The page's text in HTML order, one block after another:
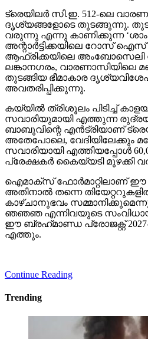
ട്രെയിലര്‍ സി.ഇ. 512-ലെ
ദൃശ്യങ്ങളോടെ തുടങ്ങുന്നു.
വരുന്നു എന്നു കാണിക്കുന്ന
അന്റാര്‍ട്ടിക്കയിലെ റോസ്
ആഫ്രിക്കയിലെ അംബോസെലി
ലങ്കാനഗരം, വാരണാസിയിലെ
തുടങ്ങിയ ഭീമാകാര
അവതരിപ്പിക്കുന്നു.
കയ്യില്‍ ത്രിശൂലം പിടിച്ച്
സവാരിയുമായി എത്തുന്ന
ബാബുവിന്റെ എന്‍ട്രിയാണ്
അതേപോലെ, വേദിയിലേക്കും
സവാരിയായി എത്തിയപ്പോള്‍
പ്രേക്ഷകര്‍ കൈയ്യടി മുഴക്കി
ഐമാക്‌സ് ഫോര്‍മാറ്റിലാണ് ഈ
അതിനാല്‍ തന്നെ
കാഴ്ചാനുഭവം
ഞഞഞ എന്നിവയുടെ
ഈ ബ്രഹ്‌മാണ്ഡ പ്രോജക്റ്റ്
എത്തും.
Continue Reading
Trending